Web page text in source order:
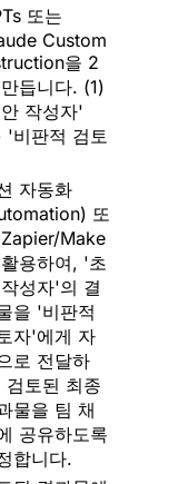
또는
Custom
을 2
듭니다. (1)
작성자'
'비판적 검토
자동화
또
Make
용하여, '초
성자'의 결
을 '비판적
자'에게 자
로 전달하
검토된 최종
물을 팀 채
공유하도록
합니다.